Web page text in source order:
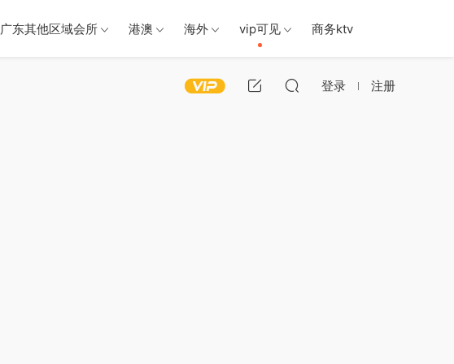
广东其他区域会所 港澳 海外 vip可见 商务ktv
登录 注册